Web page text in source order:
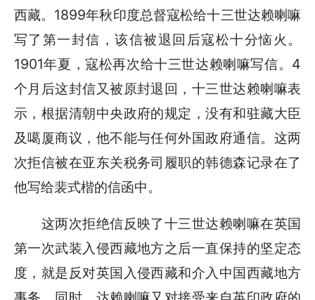
西藏。1899年秋印度总督寇松给十三世达赖喇嘛
写了第一封信，该信被退回后寇松十分恼火。
1901年夏，寇松再次给十三世达赖喇嘛写信。4
个月后这封信又被原封退回，十三世达赖喇嘛表
示，根据清朝中央政府的规定，没有和驻藏大臣
及噶厦商议，他不能与任何外国政府通信。这两
次拒信被在亚东关税务司履职的韩德森记录在了
他写给裴式楷的信函中。
这两次拒绝信反映了十三世达赖喇嘛在英国
第一次武装入侵西藏地方之后一直保持的坚定态
度，就是反对英国入侵西藏和介入中国西藏地方